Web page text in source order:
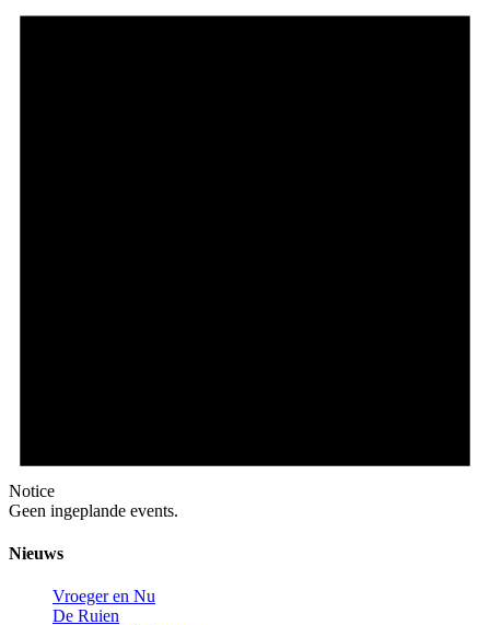
Notice
Geen ingeplande events.
Nieuws
Vroeger en Nu
De Ruien